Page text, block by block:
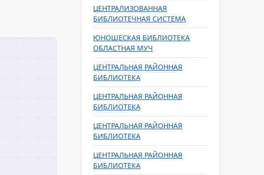
ЦЕНТРАЛИЗОВАННАЯ
БИБЛИОТЕЧНАЯ СИСТЕМА
ЮНОШЕСКАЯ БИБЛИОТЕКА
ОБЛАСТНАЯ МУЧ
ЦЕНТРАЛЬНАЯ РАЙОННАЯ
БИБЛИОТЕКА
ЦЕНТРАЛЬНАЯ РАЙОННАЯ
БИБЛИОТЕКА
ЦЕНТРАЛЬНАЯ РАЙОННАЯ
БИБЛИОТЕКА
ЦЕНТРАЛЬНАЯ РАЙОННАЯ
БИБЛИОТЕКА